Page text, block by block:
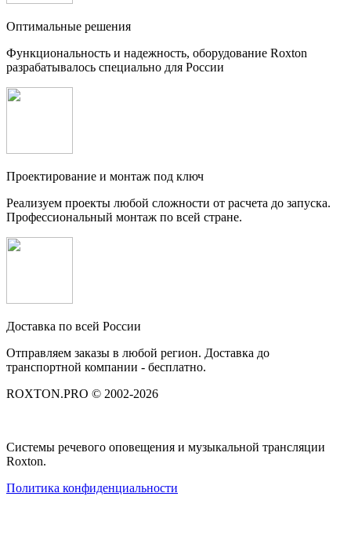
Оптимальные решения
Функциональность и надежность, оборудование Roxton
разрабатывалось специально для России
Проектирование и монтаж под ключ
Реализуем проекты любой сложности от расчета до запуска.
Профессиональный монтаж по всей стране.
Доставка по всей России
Отправляем заказы в любой регион. Доставка до
транспортной компании - бесплатно.
ROXTON.PRO © 2002-2026
Системы речевого оповещения и музыкальной трансляции
Roxton.
Политика конфиденциальности